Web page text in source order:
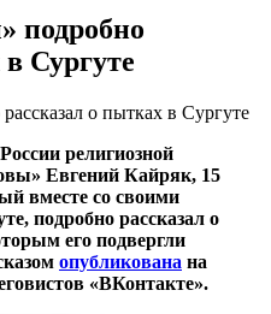
подробно
Сургуте
о пытках в Сургуте
религиозной
Евгений Кайряк, 15
вместе со своими
подробно рассказал о
его подвергли
опубликована на
«ВКонтакте».